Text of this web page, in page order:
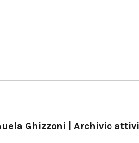
Ghizzoni | Archivio